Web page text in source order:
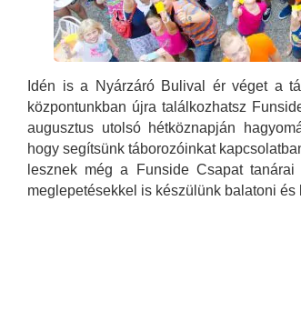
Idén is a Nyárzáró Bulival ér véget a
központunkban újra találkozhatsz
augusztus utolsó hétköznapján
hogy segítsünk táborozóinkat
lesznek még a Funside Csapat
meglepetésekkel is készülünk balatoni